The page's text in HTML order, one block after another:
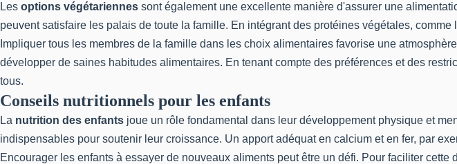
Les options végétariennes sont également une excellente manière d'assurer une
peuvent satisfaire les palais de toute la famille. En intégrant des protéines végétales,
Impliquer tous les membres de la famille dans les choix alimentaires favorise une
développer de saines habitudes alimentaires. En tenant compte des préférences et des
tous.
Conseils nutritionnels pour les enfants
La nutrition des enfants joue un rôle fondamental dans leur développement physique et
indispensables pour soutenir leur croissance. Un apport adéquat en calcium et en fer, par
Encourager les enfants à essayer de nouveaux aliments peut être un défi. Pour faciliter